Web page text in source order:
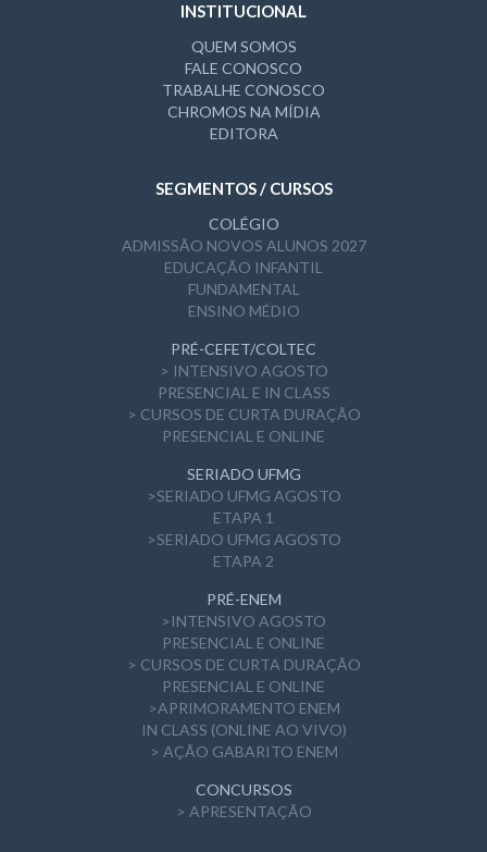
INSTITUCIONAL
QUEM SOMOS
FALE CONOSCO
TRABALHE CONOSCO
CHROMOS NA MÍDIA
EDITORA
SEGMENTOS / CURSOS
COLÉGIO
ADMISSÃO NOVOS ALUNOS 2027
EDUCAÇÃO INFANTIL
FUNDAMENTAL
ENSINO MÉDIO
PRÉ-CEFET/COLTEC
> INTENSIVO AGOSTO
PRESENCIAL E IN CLASS
> CURSOS DE CURTA DURAÇÃO
PRESENCIAL E ONLINE
SERIADO UFMG
>SERIADO UFMG AGOSTO
ETAPA 1
>SERIADO UFMG AGOSTO
ETAPA 2
PRÉ-ENEM
>INTENSIVO AGOSTO
PRESENCIAL E ONLINE
> CURSOS DE CURTA DURAÇÃO
PRESENCIAL E ONLINE
>APRIMORAMENTO ENEM
IN CLASS (ONLINE AO VIVO)
> AÇÃO GABARITO ENEM
CONCURSOS
> APRESENTAÇÃO